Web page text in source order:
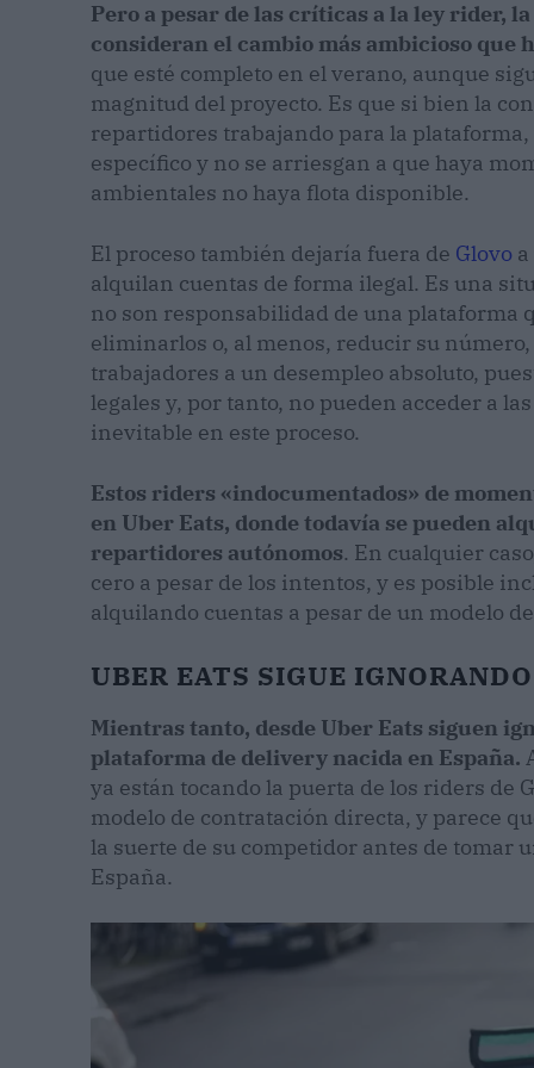
Pero a pesar de las críticas a la ley rider,
consideran el cambio más ambicioso que
que esté completo en el verano, aunque
magnitud del proyecto. Es que si bien la
repartidores trabajando para la
específico y no se arriesgan a que haya
ambientales no haya flota disponible.
El proceso también dejaría fuera de Glovo
alquilan cuentas de forma ilegal. Es una
no son responsabilidad de una plataforma
eliminarlos o, al menos, reducir su
trabajadores a un desempleo absoluto,
legales y, por tanto, no pueden acceder a
inevitable en este proceso.
Estos riders «indocumentados» de
en Uber Eats, donde todavía se pueden
repartidores autónomos. En cualquier
cero a pesar de los intentos, y es posible
alquilando cuentas a pesar de un modelo
UBER EATS SIGUE
Mientras tanto, desde Uber Eats siguen
plataforma de delivery nacida en España.
ya están tocando la puerta de los riders de
modelo de contratación directa, y parece
la suerte de su competidor antes de tomar
España.